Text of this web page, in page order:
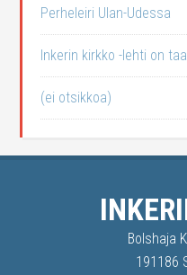
Perheleiri Ulan-Udessa
Inkerin kirkko -lehti on
(ei otsikkoa)
Bolshaja
191186